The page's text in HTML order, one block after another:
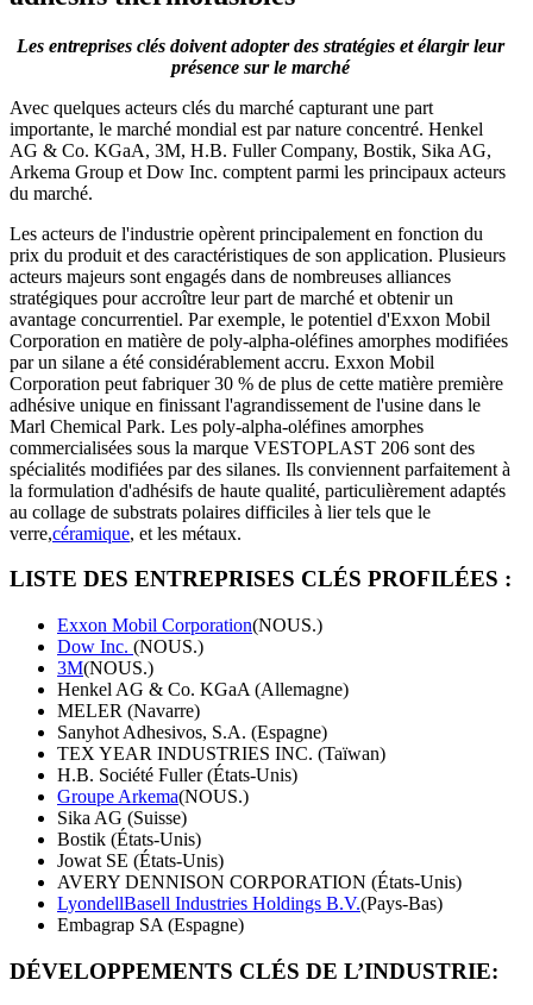
Les entreprises clés doivent adopter des stratégies et élargir leur
présence sur le marché
Avec quelques acteurs clés du marché capturant une part
importante, le marché mondial est par nature concentré. Henkel
AG & Co. KGaA, 3M, H.B. Fuller Company, Bostik, Sika AG,
Arkema Group et Dow Inc. comptent parmi les principaux acteurs
du marché.
Les acteurs de l'industrie opèrent principalement en fonction du
prix du produit et des caractéristiques de son application. Plusieurs
acteurs majeurs sont engagés dans de nombreuses alliances
stratégiques pour accroître leur part de marché et obtenir un
avantage concurrentiel. Par exemple, le potentiel d'Exxon Mobil
Corporation en matière de poly-alpha-oléfines amorphes modifiées
par un silane a été considérablement accru. Exxon Mobil
Corporation peut fabriquer 30 % de plus de cette matière première
adhésive unique en finissant l'agrandissement de l'usine dans le
Marl Chemical Park. Les poly-alpha-oléfines amorphes
commercialisées sous la marque VESTOPLAST 206 sont des
spécialités modifiées par des silanes. Ils conviennent parfaitement à
la formulation d'adhésifs de haute qualité, particulièrement adaptés
au collage de substrats polaires difficiles à lier tels que le
verre,céramique, et les métaux.
LISTE DES ENTREPRISES CLÉS PROFILÉES :
Exxon Mobil Corporation(NOUS.)
Dow Inc. (NOUS.)
3M(NOUS.)
Henkel AG & Co. KGaA (Allemagne)
MELER (Navarre)
Sanyhot Adhesivos, S.A. (Espagne)
TEX YEAR INDUSTRIES INC. (Taïwan)
H.B. Société Fuller (États-Unis)
Groupe Arkema(NOUS.)
Sika AG (Suisse)
Bostik (États-Unis)
Jowat SE (États-Unis)
AVERY DENNISON CORPORATION (États-Unis)
LyondellBasell Industries Holdings B.V.(Pays-Bas)
Embagrap SA (Espagne)
DÉVELOPPEMENTS CLÉS DE L’INDUSTRIE: